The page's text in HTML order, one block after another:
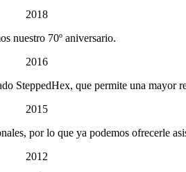
2018
nuestro 70º aniversario.
2016
SteppedHex, que permite una mayor
2015
por lo que ya podemos ofrecerle
2012